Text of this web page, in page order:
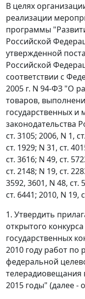
В целях
реализации
программы
Российской
утвержденной
Российской
соответствии с
2005 г. N 94-ФЗ "О
товаров,
государственных
законодательства
ст. 3105; 2006, N 1,
ст. 1929; N 31, ст.
ст. 3616; N 49, ст.
ст. 2148; N 19, ст.
3592, 3601, N 48, ст.
ст. 6441; 2010, N 19,
1. Утвердить
открытого
государственных
2010 году работ по
федеральной
телерадиовещания
2015 годы" (далее -